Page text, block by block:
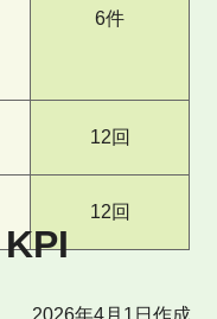
6件
12回
12回
2026年4月1日作成